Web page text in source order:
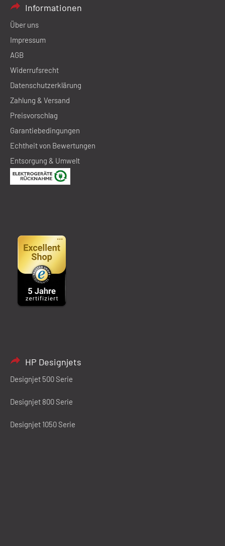
Informationen
Über uns
Impressum
AGB
Widerrufsrecht
Datenschutzerklärung
Zahlung & Versand
Preisvorschlag
Garantiebedingungen
Echtheit von Bewertungen
Entsorgung & Umwelt
HP Designjets
Designjet 500 Serie
Designjet 800 Serie
Designjet 1050 Serie